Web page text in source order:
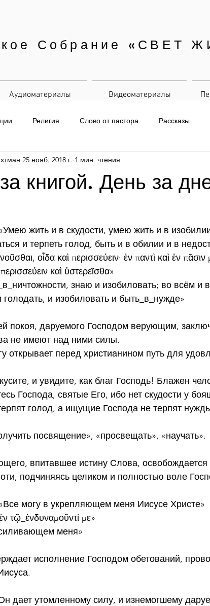
Собрание «СВЕТ
Аудиоматериалы Видеоматериалы
Религия Слово от пастора Рассказы
Ежедневная рассылка
книгой. День за
25 нояб. 2018 г. 1 мин. чтения
жить и в скудости, умею жить и в
и терпеть голод, быть и в обилии и в
οἶδα καὶ περισσεύειν· ἐν παντὶ καὶ ἐν
καὶ ὑστερεῖσθα»
знаю и изобиловать; во всём и
и изобиловать и быть_в_нужде»
покоя, даруемого Господом верующим,
не имеют над ними силы.
открывает перед христианином путь для
и увидите, как благ Господь! Блажен
Господа, святые Его, ибо нет скудости у
голод, а ищущие Господа не терпят
посвящение», «просвещать», «научать».
впитавшее истину Слова,
подчиняясь целиком и полностью воле
могу в укрепляющем меня Иисусе Христе»
τῷ_ἐνδυναμοῦντί με»
меня»
исполнение Господом обетований,
дает утомленному силу, и изнемогшему